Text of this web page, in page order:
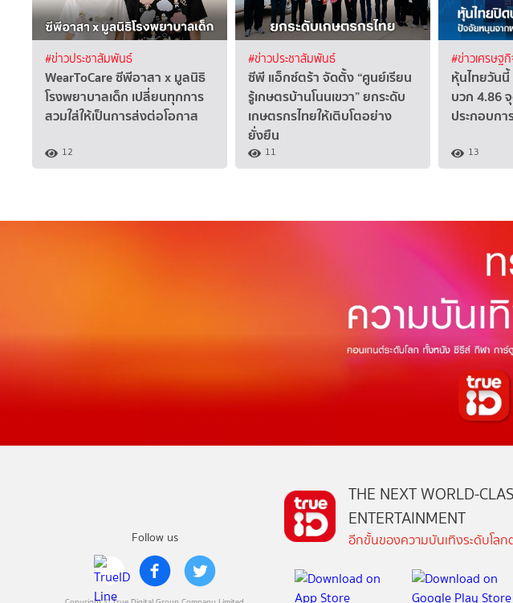
#ข่าวประชาสัมพันธ์
WearToCare ซีพีอาสา x มูลนิธิ
โรงพยาบาลเด็ก เปลี่ยนทุกการ
สวมใส่ให้เป็นการส่งต่อโอกาส
12
#ข่าวประชาสัมพันธ์
ซีพี แอ็กซ์ตร้า จัดตั้ง “ศูนย์เรียน
รู้เกษตรบ้านโนนเขวา” ยกระดับ
เกษตรกรไทยให้เติบโตอย่าง
ยั่งยืน
11
#ข่าวเศรษฐ
หุ้นไทยวัน
บวก 4.86
ประกอบกา
13
Follow us
THE NEXT WORLD-
ENTERTAINMENT
อีกขั้นของความบันเทิงระดับโล